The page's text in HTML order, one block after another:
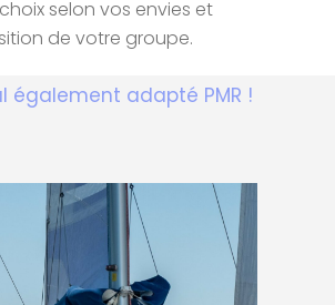
selon vos envies et
de votre groupe.
également adapté PMR !